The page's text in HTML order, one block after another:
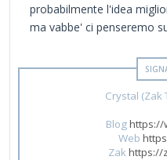
probabilmente l'idea
ma vabbe' ci penseremo
Crystal (Zak
Bloghttps://
Web
Zak https://